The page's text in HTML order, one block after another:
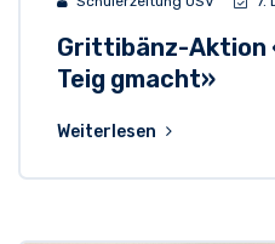
Grittibänz-Aktion
Teig gmacht»
Weiterlesen